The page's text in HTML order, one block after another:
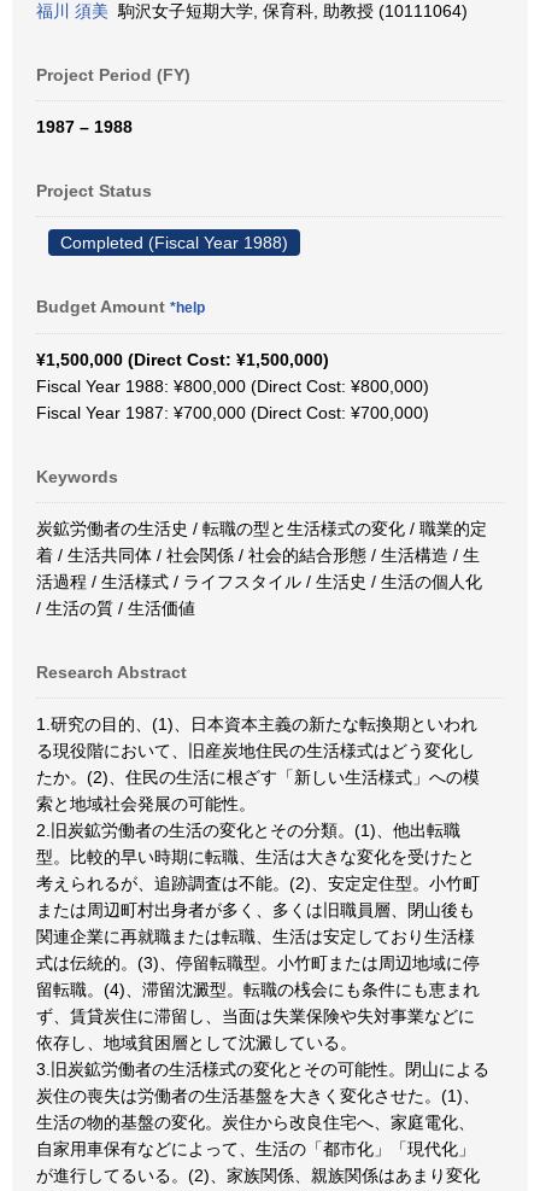
福川 須美 駒沢女子短期大学, 保育科, 助教授 (10111064)
Project Period (FY)
1987 – 1988
Project Status
Completed (Fiscal Year 1988)
Budget Amount *help
¥1,500,000 (Direct Cost: ¥1,500,000)
Fiscal Year 1988: ¥800,000 (Direct Cost: ¥800,000)
Fiscal Year 1987: ¥700,000 (Direct Cost: ¥700,000)
Keywords
炭鉱労働者の生活史 / 転職の型と生活様式の変化 / 職業的定
着 / 生活共同体 / 社会関係 / 社会的結合形態 / 生活構造 / 生
活過程 / 生活様式 / ライフスタイル / 生活史 / 生活の個人化
/ 生活の質 / 生活価値
Research Abstract
1.研究の目的、(1)、日本資本主義の新たな転換期といわれ
る現役階において、旧産炭地住民の生活様式はどう変化し
たか。(2)、住民の生活に根ざす「新しい生活様式」への模
索と地域社会発展の可能性。
2.旧炭鉱労働者の生活の変化とその分類。(1)、他出転職
型。比較的早い時期に転職、生活は大きな変化を受けたと
考えられるが、追跡調査は不能。(2)、安定定住型。小竹町
または周辺町村出身者が多く、多くは旧職員層、閉山後も
関連企業に再就職または転職、生活は安定しており生活様
式は伝統的。(3)、停留転職型。小竹町または周辺地域に停
留転職。(4)、滞留沈澱型。転職の桟会にも条件にも恵まれ
ず、賃貸炭住に滞留し、当面は失業保険や失対事業などに
依存し、地域貧困層として沈澱している。
3.旧炭鉱労働者の生活様式の変化とその可能性。閉山による
炭住の喪失は労働者の生活基盤を大きく変化させた。(1)、
生活の物的基盤の変化。炭住から改良住宅へ、家庭電化、
自家用車保有などによって、生活の「都市化」「現代化」
が進行してるいる。(2)、家族関係、親族関係はあまり変化